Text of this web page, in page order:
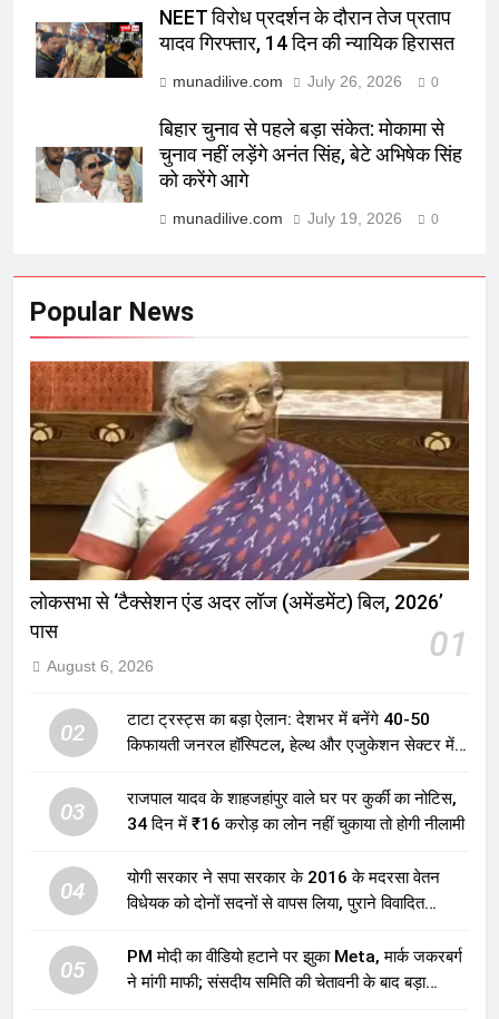
NEET विरोध प्रदर्शन के दौरान तेज प्रताप
यादव गिरफ्तार, 14 दिन की न्यायिक हिरासत
munadilive.com July 26, 2026 0
बिहार चुनाव से पहले बड़ा संकेत: मोकामा से
चुनाव नहीं लड़ेंगे अनंत सिंह, बेटे अभिषेक सिंह
को करेंगे आगे
munadilive.com July 19, 2026 0
Popular News
लोकसभा से ‘टैक्सेशन एंड अदर लॉज (अमेंडमेंट) बिल, 2026’
पास
01
August 6, 2026
02
टाटा ट्रस्ट्स का बड़ा ऐलान: देशभर में बनेंगे 40-50
किफायती जनरल हॉस्पिटल, हेल्थ और एजुकेशन सेक्टर में
03
राजपाल यादव के शाहजहांपुर वाले घर पर कुर्की का नोटिस,
34 दिन में ₹16 करोड़ का लोन नहीं चुकाया तो होगी नीलामी
04
योगी सरकार ने सपा सरकार के 2016 के मदरसा वेतन
विधेयक को दोनों सदनों से वापस लिया, पुराने विवादित
05
PM मोदी का वीडियो हटाने पर झुका Meta, मार्क जकरबर्ग
ने मांगी माफी; संसदीय समिति की चेतावनी के बाद बड़ा